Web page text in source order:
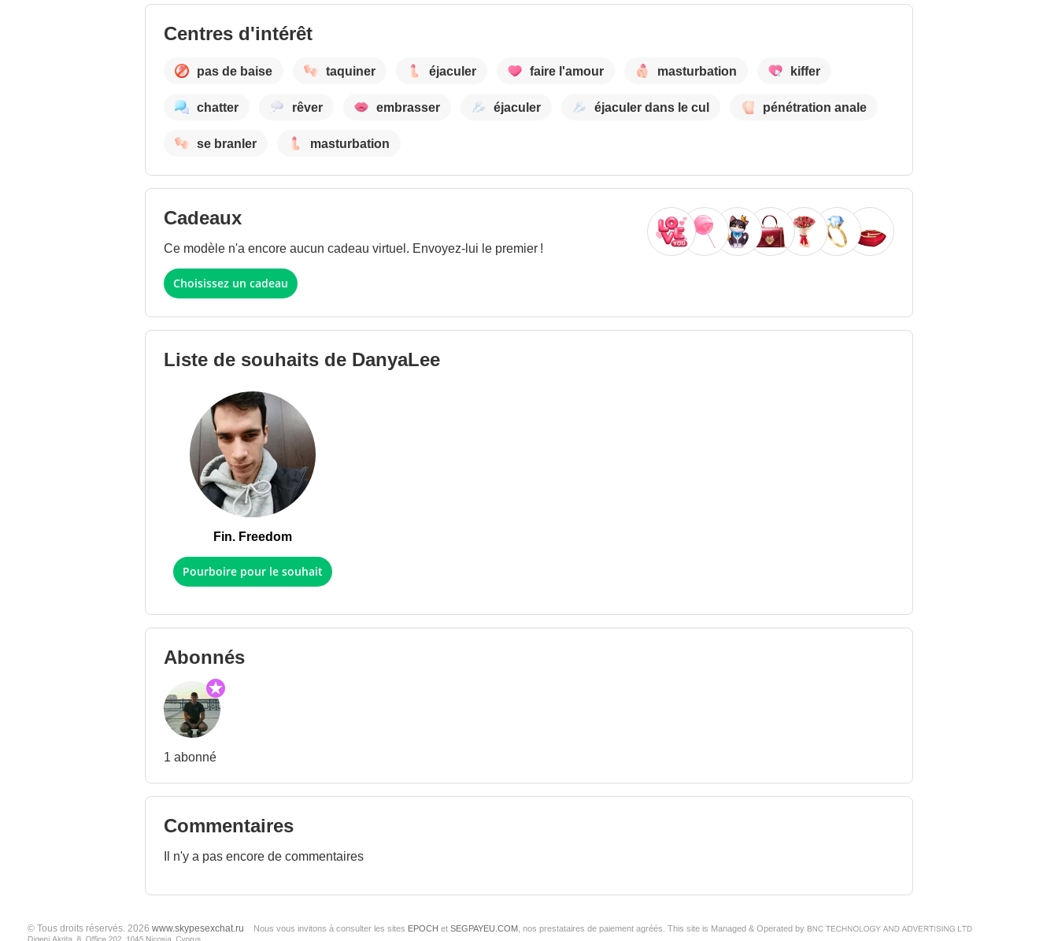
Centres d'intérêt
pas de baise taquiner éjaculer faire l'amour masturbation kiffer
chatter rêver embrasser éjaculer éjaculer dans le cul pénétration anale
se branler masturbation
Cadeaux
Ce modèle n'a encore aucun cadeau virtuel. Envoyez-lui le premier !
Choisissez un cadeau
Liste de souhaits de DanyaLee
Fin. Freedom
Pourboire pour le souhait
Abonnés
1 abonné
Commentaires
Il n'y a pas encore de commentaires
© Tous droits réservés. 2026 www.skypesexchat.ru Nous vous invitons à consulter les sites EPOCH et SEGPAYEU.COM , nos prestataires de paiement agréés. This site is Managed & Operated by